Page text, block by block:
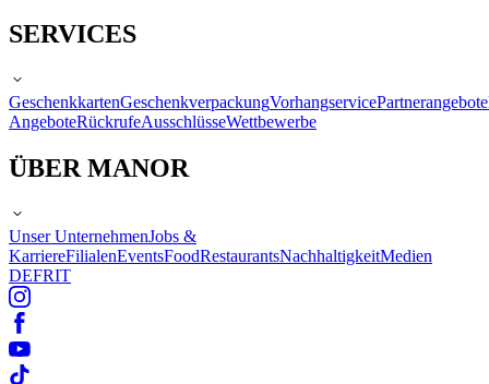
SERVICES
GeschenkkartenGeschenkverpackungVorhangservicePartnerangebote
AngeboteRückrufeAusschlüsseWettbewerbe
ÜBER MANOR
Unser UnternehmenJobs &
KarriereFilialenEventsFoodRestaurantsNachhaltigkeitMedien
DEFRIT